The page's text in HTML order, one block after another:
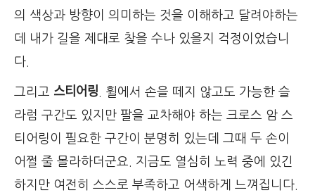
의 색상과 방향이 의미하는 것을 이해하고 달려야하는
데 내가 길을 제대로 찾을 수나 있을지 걱정이었습니
다.
그리고 스티어링 . 휠에서 손을 떼지 않고도 가능한 슬
라럼 구간도 있지만 팔을 교차해야 하는 크로스 암 스
티어링이 필요한 구간이 분명히 있는데 그때 두 손이
어쩔 줄 몰라하더군요. 지금도 열심히 노력 중에 있긴
하지만 여전히 스스로 부족하고 어색하게 느껴집니다.